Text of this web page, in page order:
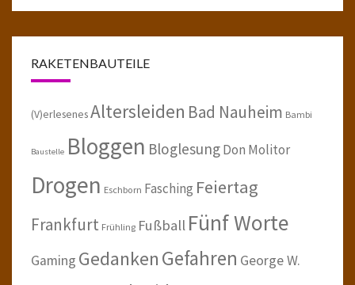
RAKETENBAUTEILE
(V)erlesenesAltersleiden Bad Nauheim Bambi
Baustelle Bloggen BloglesungDon Molitor
Drogen Eschborn Fasching Feiertag
Frankfurt Frühling Fußball Fünf Worte
Gaming GedankenGefahren George W.